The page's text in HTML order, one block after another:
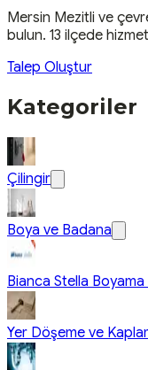
Mersin Mezitli ve
bulun. 13 ilçede
Talep Oluştur
Kategoriler
Çilingir
Boya ve Badana
Bianca Stella Boyama
Yer Döşeme ve